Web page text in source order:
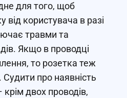
для того, щоб
від користувача в разі
травми та
Якщо в проводці
то розетка теж
про наявність
двох проводів,